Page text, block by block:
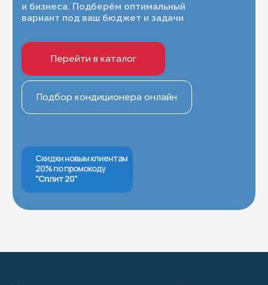
Принимаем к оплате
Информация
Москва и Московская область
Политика конфиденциальности
Согласие на обработку персональных
данных
Правила испрользования Cookie
8 (977) 716-54-34
8 (495) 799-45-89